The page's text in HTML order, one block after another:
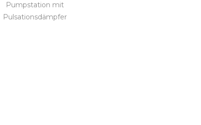
Pumpstation mit
Pulsationsdämpfer